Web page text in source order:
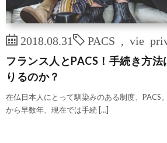
2018.08.31 PACS vie
フランス人とPACS！手続き方
りるのか？
在仏日本人にとって馴染みのある制度、PACS
から早数年、現在では手続 […]